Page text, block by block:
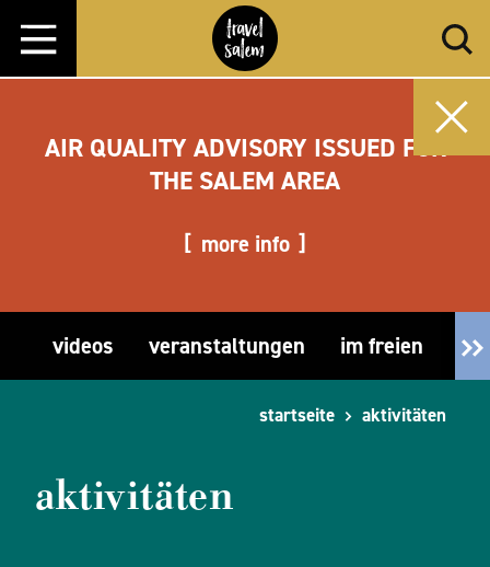
Zum Inhalt springen
AIR QUALITY ADVISORY ISSUED FOR
THE SALEM AREA
more info
videos veranstaltungen im freien
startseite aktivitäten
aktivitäten